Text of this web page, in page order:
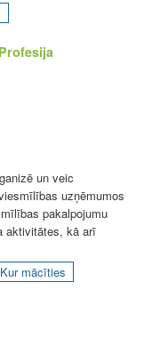
un veic
uzņēmumos
pakalpojumu
aktivitātes, kā arī
Kur mācīties